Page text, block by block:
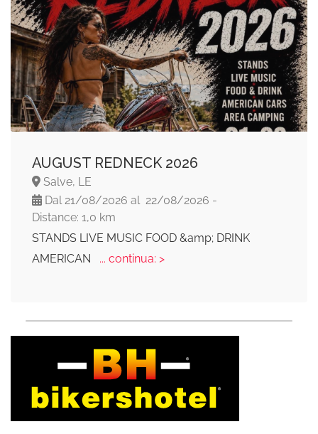
AUGUST REDNECK 2026
Salve, LE
Dal 21/08/2026 al 22/08/2026 -
Distance: 1,0 km
STANDS LIVE MUSIC FOOD &amp; DRINK
AMERICAN
... continua: >